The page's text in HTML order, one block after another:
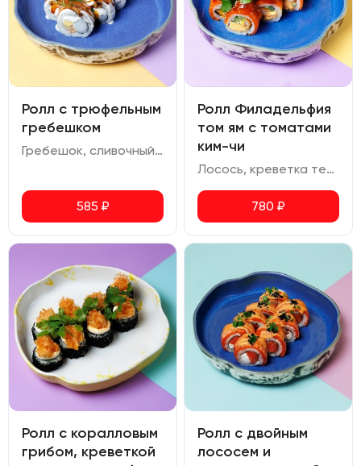
Ролл с трюфельным
гребешком
Гребешок, сливочный сыр, авокадо, омлет, сливочно-трюфельный соус, соус терияки, шампиньоны, зеленый лук
585 ₽
Ролл Филадельфия
том ям с томатами
ким-чи
Лосось, креветка темпура, сливочный сыр том ям, огурец, томаты ким чи, соус терияки, кунжут, кинза
780 ₽
Ролл с коралловым
грибом, креветкой
Ролл с двойным
лососем и